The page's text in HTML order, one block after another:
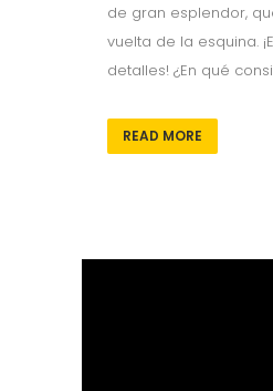
de gran esplendor,
vuelta de la esquina.
detalles! ¿En qué
READ MORE